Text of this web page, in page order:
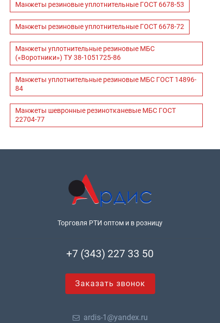
Манжеты резиновые уплотнительные ГОСТ 6678-53
Манжеты резиновые уплотнительные ГОСТ 6678-72
Манжеты уплотнительные резиновые МБС
(«Воротники») ТУ 38-1051725-86
Манжеты уплотнительные резиновые МБС ГОСТ 14896-
84
Манжеты шевронные резинотканевые МБС ГОСТ
22704-77
Торговля РТИ оптом и в розницу
+7 (343) 227 33 50
Заказать звонок
ardis-1@yandex.ru